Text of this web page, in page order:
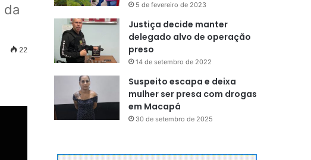
da
22
5 de fevereiro de 2023
Justiça decide manter
delegado alvo de operação
preso
14 de setembro de 2022
Suspeito escapa e deixa
mulher ser presa com drogas
em Macapá
30 de setembro de 2025